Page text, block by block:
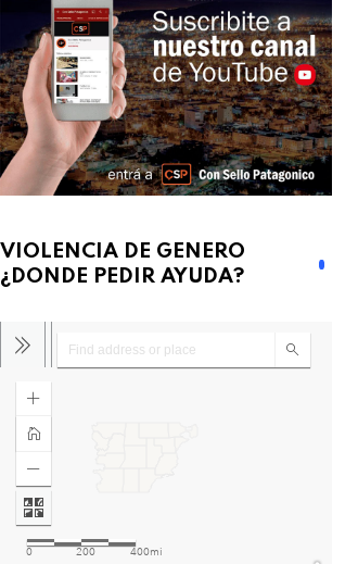
VIOLENCIA DE GENERO
¿DONDE PEDIR AYUDA?